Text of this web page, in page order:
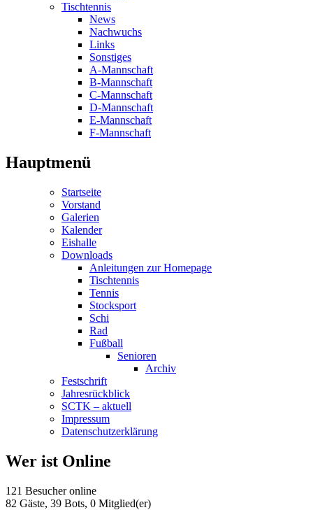
Tischtennis
News
Nachwuchs
Links
Sonstiges
A-Mannschaft
B-Mannschaft
C-Mannschaft
D-Mannschaft
E-Mannschaft
F-Mannschaft
Hauptmenü
Startseite
Vorstand
Galerien
Kalender
Eishalle
Downloads
Anleitungen zur Homepage
Tischtennis
Tennis
Stocksport
Schi
Rad
Fußball
Senioren
Archiv
Festschrift
Jahresrückblick
SCTK – aktuell
Impressum
Datenschutzerklärung
Wer ist Online
121 Besucher online
82 Gäste, 39 Bots, 0 Mitglied(er)